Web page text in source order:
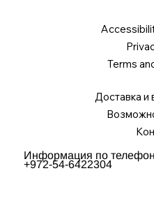
Terms
Доставка и
Информация по
+972-54-6422304